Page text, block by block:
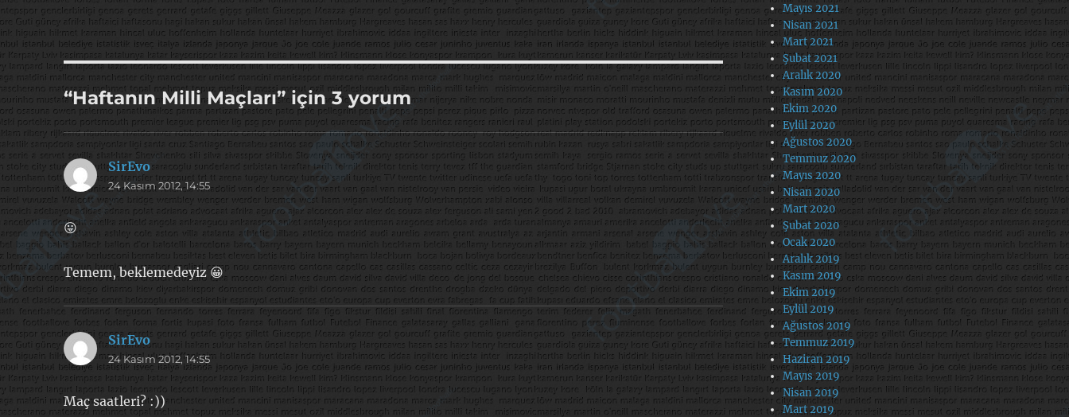
“Haftanın Milli Maçları” için 3 yorum
SirEvodedi
ki:
24 Kasım 2012, 14:55
😛
Temem, beklemedeyiz 😀
SirEvodedi
ki:
24 Kasım 2012, 14:55
Maç saatleri? :))
Mayıs 2021
Nisan 2021
Mart 2021
Şubat 2021
Aralık 2020
Kasım 2020
Ekim 2020
Eylül 2020
Ağustos 2020
Temmuz 2020
Mayıs 2020
Nisan 2020
Mart 2020
Şubat 2020
Ocak 2020
Aralık 2019
Kasım 2019
Ekim 2019
Eylül 2019
Ağustos 2019
Temmuz 2019
Haziran 2019
Mayıs 2019
Nisan 2019
Mart 2019